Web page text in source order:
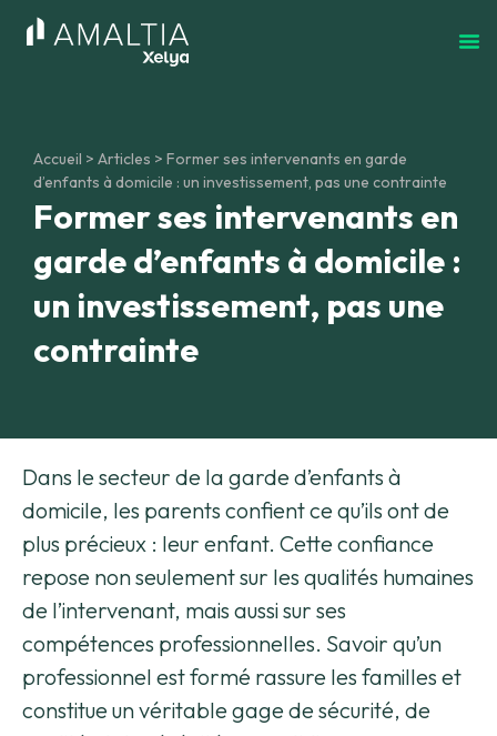
Accueil > Articles > Former ses intervenants en garde
d’enfants à domicile : un investissement, pas une contrainte
Former ses intervenants en
garde d’enfants à domicile :
un investissement, pas une
contrainte
Dans le secteur de la garde d’enfants à
domicile, les parents confient ce qu’ils ont de
plus précieux : leur enfant. Cette confiance
repose non seulement sur les qualités humaines
de l’intervenant, mais aussi sur ses
compétences professionnelles. Savoir qu’un
professionnel est formé rassure les familles et
constitue un véritable gage de sécurité, de